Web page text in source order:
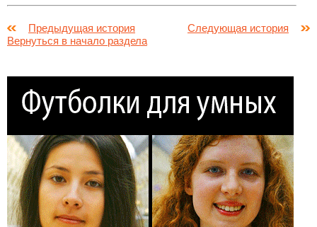
Предыдущая история
Следующая история
Вернуться в начало раздела